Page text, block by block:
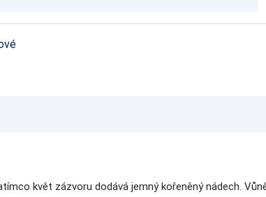
květ zázvoru dodává jemný kořeněný nádech.